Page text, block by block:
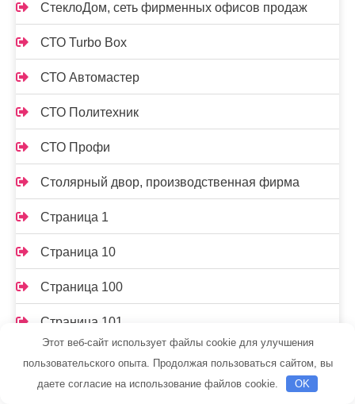
СтеклоДом, сеть фирменных офисов продаж
СТО Turbo Box
СТО Автомастер
СТО Политехник
СТО Профи
Столярный двор, производственная фирма
Страница 1
Страница 10
Страница 100
Страница 101
Страница 103
Этот веб-сайт использует файлы cookie для улучшения
пользовательского опыта. Продолжая пользоваться сайтом, вы
даете согласие на использование файлов cookie.
OK